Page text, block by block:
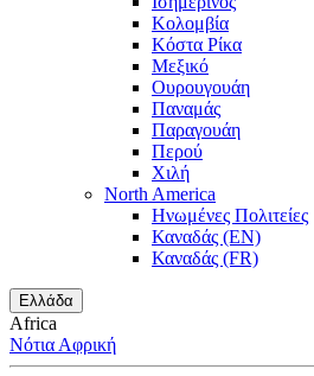
Κολομβία
Κόστα Ρίκα
Μεξικό
Ουρουγουάη
Παναμάς
Παραγουάη
Περού
Χιλή
North America
Ηνωμένες Πολιτείες
Καναδάς (EN)
Καναδάς (FR)
Ελλάδα
Africa
Νότια Αφρική